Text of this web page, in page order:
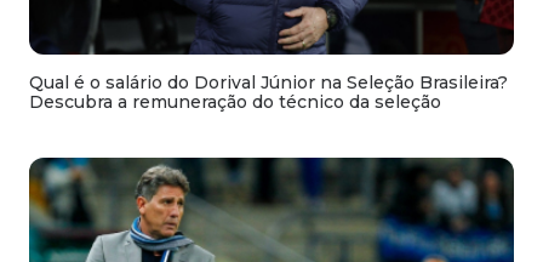
Qual é o salário do Dorival Júnior na Seleção Brasileira?
Descubra a remuneração do técnico da seleção